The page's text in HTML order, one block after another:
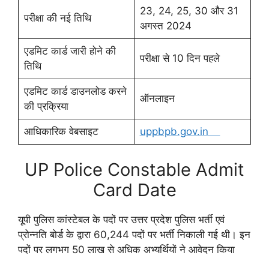
परीक्षा की नई तिथि
23, 24, 25, 30 और 31
अगस्त 2024
एडमिट कार्ड जारी होने की
तिथि
परीक्षा से 10 दिन पहले
एडमिट कार्ड डाउनलोड करने
की प्रक्रिया
ऑनलाइन
आधिकारिक वेबसाइट uppbpb.gov.in
UP Police Constable Admit
Card Date
यूपी पुलिस कांस्टेबल के पदों पर उत्तर प्रदेश पुलिस भर्ती एवं
प्रोन्नति बोर्ड के द्वारा 60,244 पदों पर भर्ती निकाली गई थी। इन
पदों पर लगभग 50 लाख से अधिक अभ्यर्थियों ने आवेदन किया